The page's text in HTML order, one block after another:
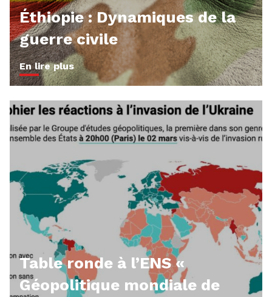
Éthiopie : Dynamiques de la
guerre civile
En lire plus
Table ronde à l’ENS «
Géopolitique mondiale de